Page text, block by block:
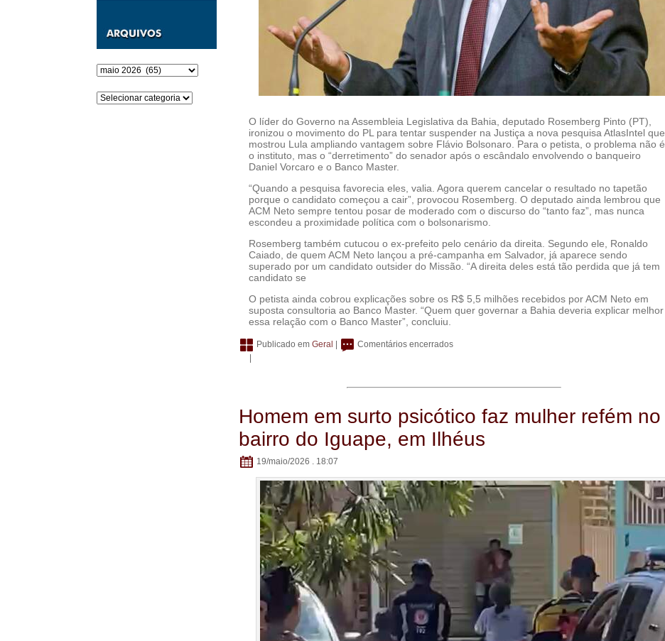
Arquivos
Categorias
O líder do Governo na Assembleia Legislativa da Bahia, deputado Rosemberg Pinto (PT),
ironizou o movimento do PL para tentar suspender na Justiça a nova pesquisa AtlasIntel que
mostrou Lula ampliando vantagem sobre Flávio Bolsonaro. Para o petista, o problema não é
o instituto, mas o “derretimento” do senador após o escândalo envolvendo o banqueiro
Daniel Vorcaro e o Banco Master.
“Quando a pesquisa favorecia eles, valia. Agora querem cancelar o resultado no tapetão
porque o candidato começou a cair”, provocou Rosemberg. O deputado ainda lembrou que
ACM Neto sempre tentou posar de moderado com o discurso do “tanto faz”, mas nunca
escondeu a proximidade política com o bolsonarismo.
Rosemberg também cutucou o ex-prefeito pelo cenário da direita. Segundo ele, Ronaldo
Caiado, de quem ACM Neto lançou a pré-campanha em Salvador, já aparece sendo
superado por um candidato outsider do Missão. “A direita deles está tão perdida que já tem
candidato se
O petista ainda cobrou explicações sobre os R$ 5,5 milhões recebidos por ACM Neto em
suposta consultoria ao Banco Master. “Quem quer governar a Bahia deveria explicar melhor
essa relação com o Banco Master”, concluiu.
Publicado em Geral
Comentários encerrados
|
Homem em surto psicótico faz mulher refém no
bairro do Iguape, em Ilhéus
19/maio/2026 . 18:07